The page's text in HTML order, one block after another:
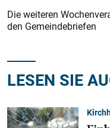
Die weiteren
den Gemeindebriefen
LESEN SIE